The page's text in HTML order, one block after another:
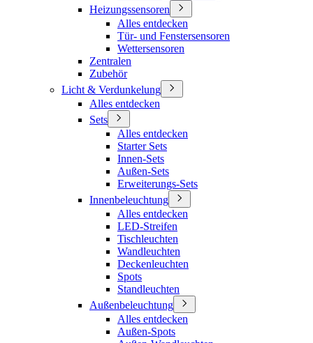
Heizungssensoren
Alles entdecken
Tür- und Fenstersensoren
Wettersensoren
Zentralen
Zubehör
Licht & Verdunkelung
Alles entdecken
Sets
Alles entdecken
Starter Sets
Innen-Sets
Außen-Sets
Erweiterungs-Sets
Innenbeleuchtung
Alles entdecken
LED-Streifen
Tischleuchten
Wandleuchten
Deckenleuchten
Spots
Standleuchten
Außenbeleuchtung
Alles entdecken
Außen-Spots